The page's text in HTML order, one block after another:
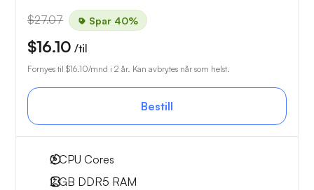
$27.07 Spar 40%
$16.10 /til
Fornyes til $16.10/mnd i 2 år. Kan avbrytes når som helst.
Bestill
2CPU Cores
2 GB DDR5 RAM